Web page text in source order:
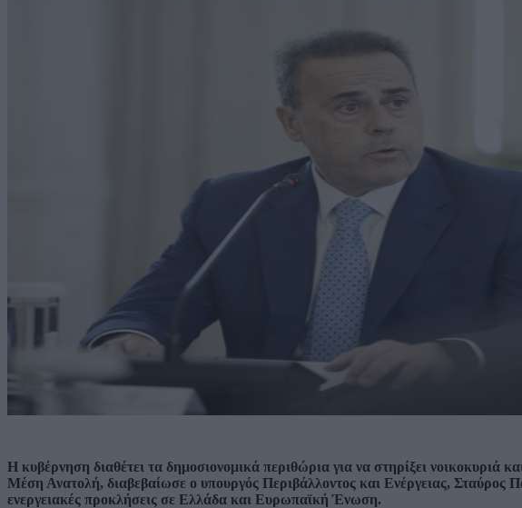
Η κυβέρνηση διαθέτει τα δημοσιονομικά περιθώρια για να στηρίξει νοικοκυριά
Μέση Ανατολή, διαβεβαίωσε ο υπουργός Περιβάλλοντος και Ενέργειας,
ενεργειακές προκλήσεις σε Ελλάδα και Ευρωπαϊκή Ένωση.